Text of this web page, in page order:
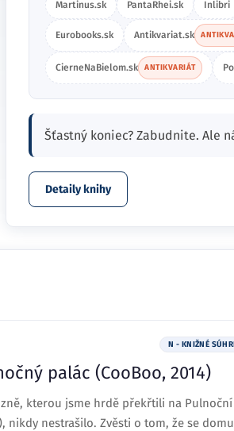
Martinus.sk PantaRhei.sk Inlibri
Eurobooks.sk Antikvariat.sk
CierneNaBielom.sk ANTIKVARIÁT
Šťastný koniec? Zabudnite. Ale
Detaily knihy
N - KNIŽNÉ
palác (CooBoo, 2014)
kterou jsme hrdě překřtili na Pulnoční
nikdy nestrašilo. Zvěsti o tom, že se domu